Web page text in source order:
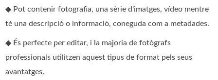
◆ Pot contenir fotografia, una sèrie d'imatges, vídeo mentre
té una descripció o informació, coneguda com a metadades.
◆ És perfecte per editar, i la majoria de fotògrafs
professionals utilitzen aquest tipus de format pels seus
avantatges.